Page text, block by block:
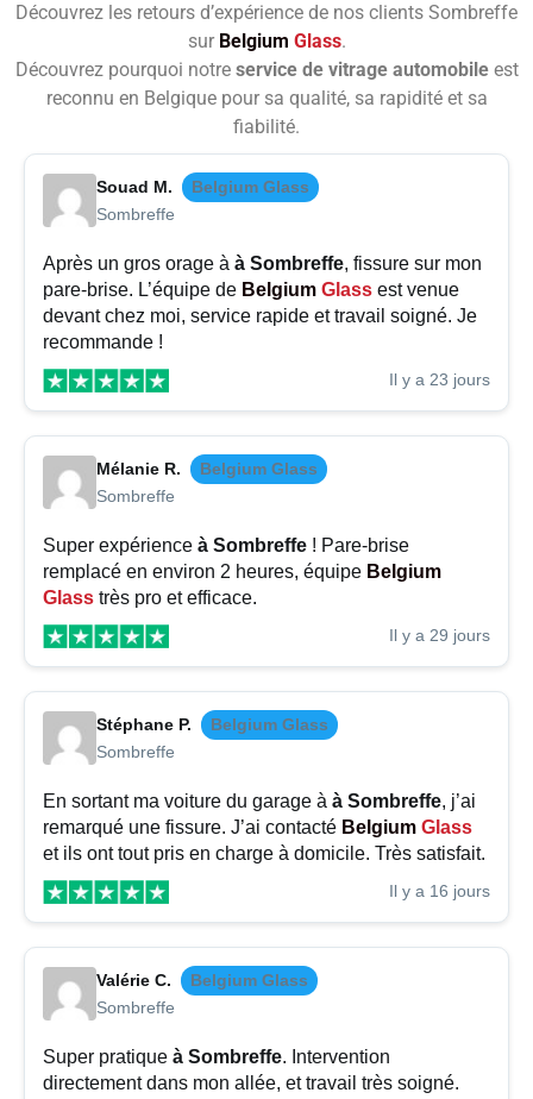
Découvrez les retours d’expérience de nos clients Sombreffe
sur Belgium Glass.
Découvrez pourquoi notre service de vitrage automobileest
reconnu en Belgique pour sa qualité, sa rapidité et sa
fiabilité.
Souad M.
Belgium Glass
Sombreffe
Après un gros orage à à Sombreffe, fissure sur mon
pare-brise. L’équipe de Belgium Glass est venue
devant chez moi, service rapide et travail soigné. Je
recommande !
Il y a 23 jours
Mélanie R.
Belgium Glass
Sombreffe
Super expérience à Sombreffe ! Pare-brise
remplacé en environ 2 heures, équipe Belgium
Glass très pro et efficace.
Il y a 29 jours
Stéphane P.
Belgium Glass
Sombreffe
En sortant ma voiture du garage à à Sombreffe, j’ai
remarqué une fissure. J’ai contacté Belgium Glass
et ils ont tout pris en charge à domicile. Très satisfait.
Il y a 16 jours
Valérie C.
Belgium Glass
Sombreffe
Super pratique à Sombreffe. Intervention
directement dans mon allée, et travail très soigné.